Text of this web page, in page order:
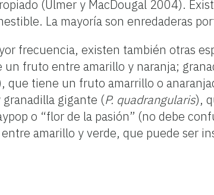
(Ulmer y MacDougal 2004).
La mayoría son enredaderas
frecuencia, existen también otras
un fruto entre amarillo y naranja;
que tiene un fruto amarrillo o
granadilla gigante (P. quadrangularis),
o “flor de la pasión” (no debe
amarillo y verde, que puede ser